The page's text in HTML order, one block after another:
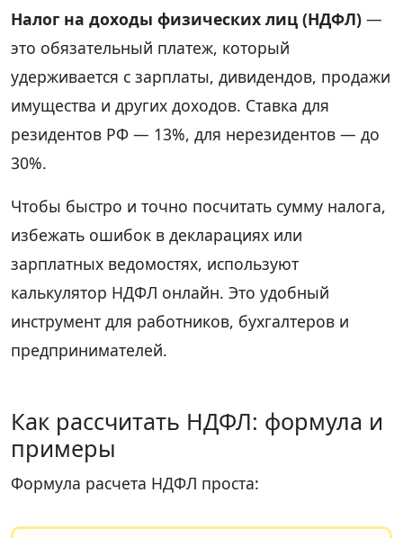
Налог на доходы физических лиц (НДФЛ) —
это обязательный платеж, который
удерживается с зарплаты, дивидендов, продажи
имущества и других доходов. Ставка для
резидентов РФ — 13%, для нерезидентов — до
30%.
Чтобы быстро и точно посчитать сумму налога,
избежать ошибок в декларациях или
зарплатных ведомостях, используют
калькулятор НДФЛ онлайн. Это удобный
инструмент для работников, бухгалтеров и
предпринимателей.
Как рассчитать НДФЛ: формула и
примеры
Формула расчета НДФЛ проста: